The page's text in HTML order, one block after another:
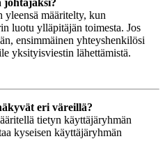
johtajaksi?
määritelty, kun
luotu ylläpitäjän toimesta. Jos
ensimmäinen yhteyshenkilösi
yksityisviestin lähettämistä.
eri väreillä?
tietyn käyttäjäryhmän
kyseisen käyttäjäryhmän